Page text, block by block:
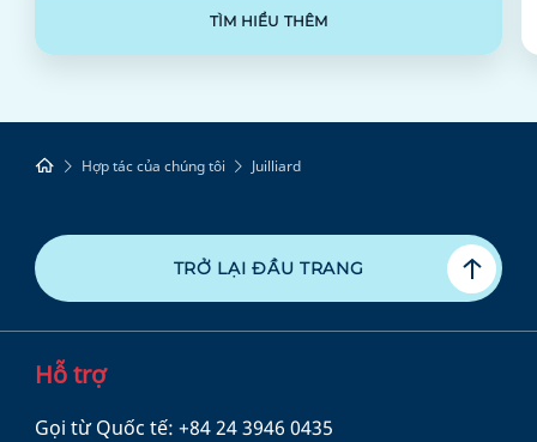
TÌM HIỂU THÊM
Hợp tác của chúng tôi Juilliard
TRỞ LẠI ĐẦU TRANG
Hỗ trợ
Gọi từ Quốc tế:+84 24 3946 0435